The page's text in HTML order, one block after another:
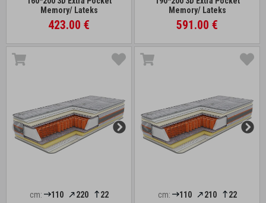
Memory/ Lateks
423.00 €
Memory/ Lateks
591.00 €
cm: 110 220
22
cm: 110 210
22